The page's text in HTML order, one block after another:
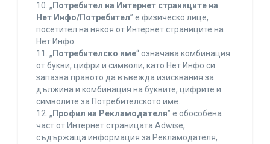
10. „ Потребител на Интернет страниците на
Нет Инфо/Потребител” е физическо лице,
посетител на някоя от Интернет страниците на
Нет Инфо.
11. „ Потребителско име“ означава комбинация
от букви, цифри и символи, като Нет Инфо си
запазва правото да въвежда изисквания за
дължина и комбинация на буквите, цифрите и
символите за Потребителското име.
12. „ Профил на Рекламодателя” е обособена
част от Интернет страницата Adwise,
съдържаща информация за Рекламодателя,